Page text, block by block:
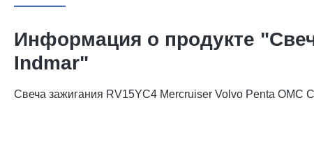
Информация о продукте
Indmar"
Свеча зажигания RV15YC4 Mercruiser Volvo Penta OMC